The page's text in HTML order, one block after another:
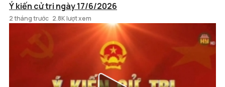
Ý kiến cử tri ngày 17/6/2026
2 tháng trước 2.8K lượt xem